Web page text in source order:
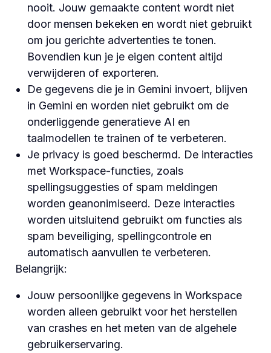
nooit. Jouw gemaakte content wordt niet
door mensen bekeken en wordt niet gebruikt
om jou gerichte advertenties te tonen.
Bovendien kun je je eigen content altijd
verwijderen of exporteren.
De gegevens die je in Gemini invoert, blijven
in Gemini en worden niet gebruikt om de
onderliggende generatieve AI en
taalmodellen te trainen of te verbeteren.
Je privacy is goed beschermd. De interacties
met Workspace-functies, zoals
spellingsuggesties of spam meldingen
worden geanonimiseerd. Deze interacties
worden uitsluitend gebruikt om functies als
spam beveiliging, spellingcontrole en
automatisch aanvullen te verbeteren.
Belangrijk:
Jouw persoonlijke gegevens in Workspace
worden alleen gebruikt voor het herstellen
van crashes en het meten van de algehele
gebruikerservaring.